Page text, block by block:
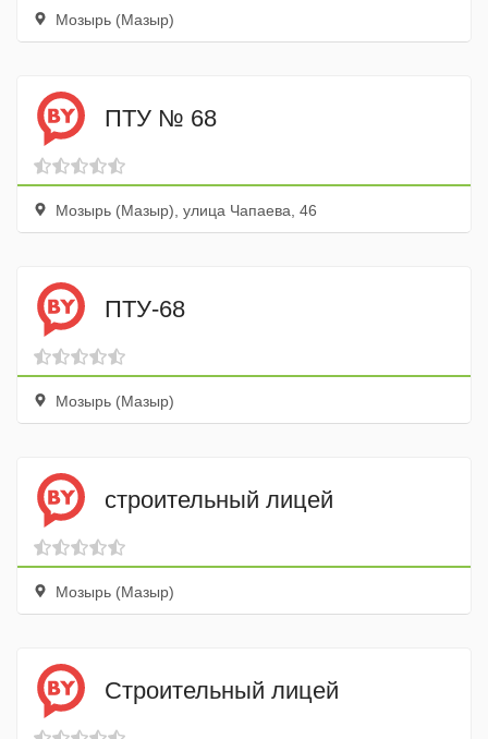
Мозырь (Мазыр)
ПТУ № 68
Мозырь (Мазыр), улица Чапаева, 46
ПТУ-68
Мозырь (Мазыр)
строительный лицей
Мозырь (Мазыр)
Строительный лицей